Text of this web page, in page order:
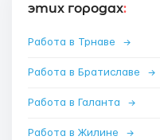
этих городах:
Работа в Трнаве →
Работа в Братиславе →
Работа в Галанта →
Работа в Жилине →